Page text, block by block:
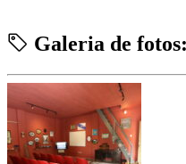
Galeria de fotos: